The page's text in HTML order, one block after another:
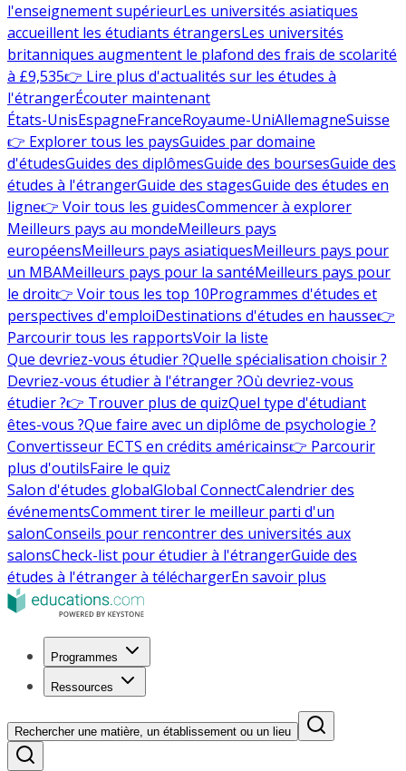
l'enseignement supérieurLes universités asiatiques
accueillent les étudiants étrangersLes universités
britanniques augmentent le plafond des frais de scolarité
à £9,535👉 Lire plus d'actualités sur les études à
l'étrangerÉcouter maintenant
États-UnisEspagneFranceRoyaume-UniAllemagneSuisse
👉 Explorer tous les paysGuides par domaine
d'étudesGuides des diplômesGuide des boursesGuide des
études à l'étrangerGuide des stagesGuide des études en
ligne👉 Voir tous les guidesCommencer à explorer
Meilleurs pays au mondeMeilleurs pays
européensMeilleurs pays asiatiquesMeilleurs pays pour
un MBAMeilleurs pays pour la santéMeilleurs pays pour
le droit👉 Voir tous les top 10Programmes d'études et
perspectives d'emploiDestinations d'études en hausse👉
Parcourir tous les rapportsVoir la liste
Que devriez-vous étudier ?Quelle spécialisation choisir ?
Devriez-vous étudier à l'étranger ?Où devriez-vous
étudier ?👉 Trouver plus de quizQuel type d'étudiant
êtes-vous ?Que faire avec un diplôme de psychologie ?
Convertisseur ECTS en crédits américains👉 Parcourir
plus d'outilsFaire le quiz
Salon d'études globalGlobal ConnectCalendrier des
événementsComment tirer le meilleur parti d'un
salonConseils pour rencontrer des universités aux
salonsCheck-list pour étudier à l'étrangerGuide des
études à l'étranger à téléchargerEn savoir plus
Programmes
Ressources
Rechercher une matière, un établissement ou un lieu